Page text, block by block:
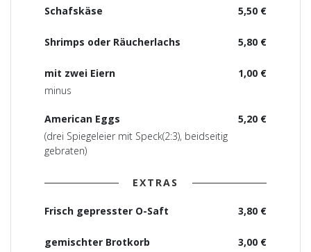
5,50 €
Schafskäse
5,80 €
Shrimps oder Räucherlachs
1,00 €
mit zwei Eiern
minus
5,20 €
American Eggs
(drei Spiegeleier mit Speck(2:3), beidseitig
gebraten)
EXTRAS
3,80 €
Frisch gepresster O-Saft
3,00 €
gemischter Brotkorb